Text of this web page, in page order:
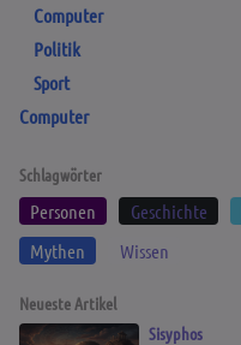
Computer
Politik
Sport
Computer
Schlagwörter
Personen Geschichte
Mythen
Wissen
Neueste Artikel
Sisyphos